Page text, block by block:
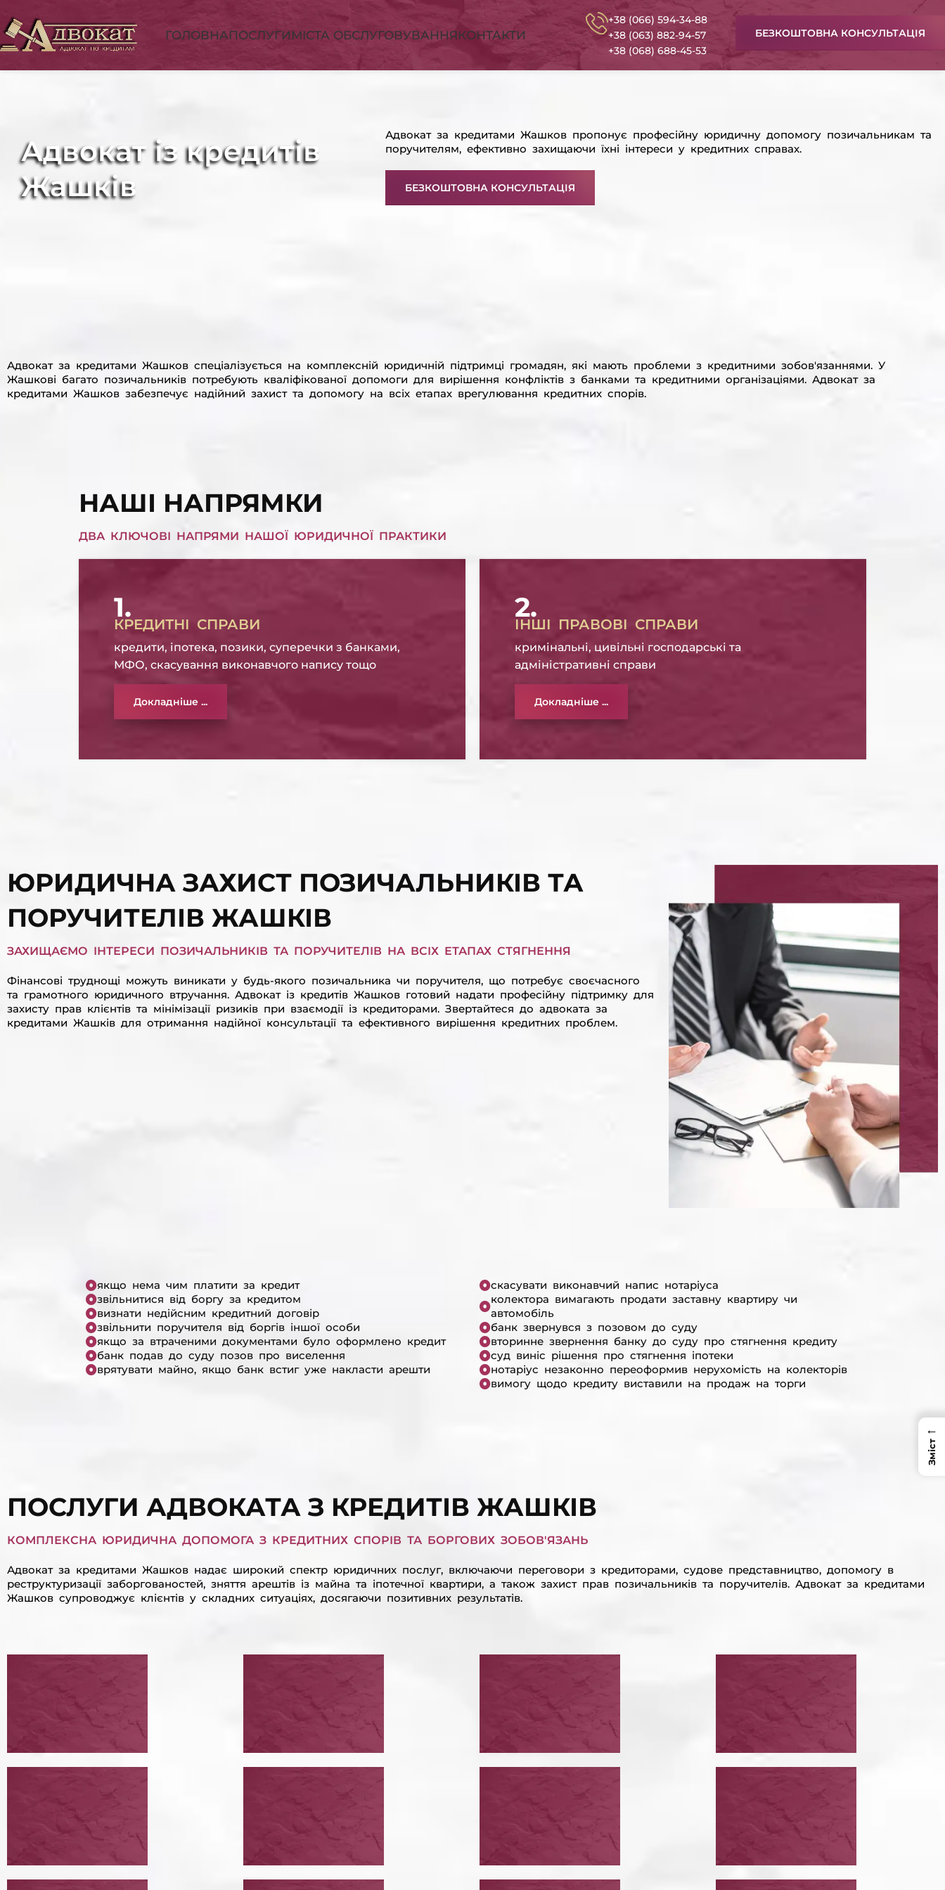
ГОЛОВНАПОСЛУГИ МІСТА ОБСЛУГОВУВАННЯКОНТАКТИ
+38 (066) 594-34-88
+38 (063) 882-94-57
+38 (068) 688-45-53
БЕЗКОШТОВНА КОНСУЛЬТАЦІЯ
Адвокат із кредитів
Жашків
Адвокат за кредитами Жашков пропонує професійну юридичну допомогу позичальникам та
поручителям, ефективно захищаючи їхні інтереси у кредитних справах.
БЕЗКОШТОВНА КОНСУЛЬТАЦІЯ
Адвокат за кредитами Жашков спеціалізується на комплексній юридичній підтримці громадян, які мають проблеми з кредитними зобов'язаннями. У
Жашкові багато позичальників потребують кваліфікованої допомоги для вирішення конфліктів з банками та кредитними організаціями. Адвокат за
кредитами Жашков забезпечує надійний захист та допомогу на всіх етапах врегулювання кредитних спорів.
НАШІ НАПРЯМКИ
ДВА КЛЮЧОВІ НАПРЯМИ НАШОЇ ЮРИДИЧНОЇ ПРАКТИКИ
1.
КРЕДИТНІ СПРАВИ
кредити, іпотека, позики, суперечки з банками,
МФО, скасування виконавчого напису тощо
Докладніше ...
2.
ІНШІ ПРАВОВІ СПРАВИ
кримінальні, цивільні господарські та
адміністративні справи
Докладніше ...
ЮРИДИЧНА ЗАХИСТ ПОЗИЧАЛЬНИКІВ ТА
ПОРУЧИТЕЛІВ ЖАШКІВ
ЗАХИЩАЄМО ІНТЕРЕСИ ПОЗИЧАЛЬНИКІВ ТА ПОРУЧИТЕЛІВ НА ВСІХ ЕТАПАХ СТЯГНЕННЯ
Фінансові труднощі можуть виникати у будь-якого позичальника чи поручителя, що потребує своєчасного
та грамотного юридичного втручання. Адвокат із кредитів Жашков готовий надати професійну підтримку для
захисту прав клієнтів та мінімізації ризиків при взаємодії із кредиторами. Звертайтеся до адвоката за
кредитами Жашків для отримання надійної консультації та ефективного вирішення кредитних проблем.
якщо нема чим платити за кредит
звільнитися від боргу за кредитом
визнати недійсним кредитний договір
звільнити поручителя від боргів іншої особи
якщо за втраченими документами було оформлено кредит
банк подав до суду позов про виселення
врятувати майно, якщо банк встиг уже накласти арешти
скасувати виконавчий напис нотаріуса
колектора вимагають продати заставну квартиру чи
автомобіль
банк звернувся з позовом до суду
вторинне звернення банку до суду про стягнення кредиту
суд виніс рішення про стягнення іпотеки
нотаріус незаконно переоформив нерухомість на колекторів
вимогу щодо кредиту виставили на продаж на торги
ПОСЛУГИ АДВОКАТА З КРЕДИТІВ ЖАШКІВ
КОМПЛЕКСНА ЮРИДИЧНА ДОПОМОГА З КРЕДИТНИХ СПОРІВ ТА БОРГОВИХ ЗОБОВ'ЯЗАНЬ
Адвокат за кредитами Жашков надає широкий спектр юридичних послуг, включаючи переговори з кредиторами, судове представництво, допомогу в
реструктуризації заборгованостей, зняття арештів із майна та іпотечної квартири, а також захист прав позичальників та поручителів. Адвокат за кредитами
Жашков супроводжує клієнтів у складних ситуаціях, досягаючи позитивних результатів.
КРЕДИТОРАМИ
РЕСТРУКТУРИЗАЦІЮ
КРЕДИТНИЙ ДОГОВІР
ВИКОНАВЧЕ
ПРОВАДЖЕННЯ
←
Зміст